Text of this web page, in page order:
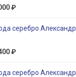
₽
серебро Александр I
₽
серебро Александр I